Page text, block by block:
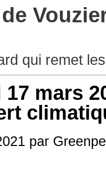
qui remet
mars
par